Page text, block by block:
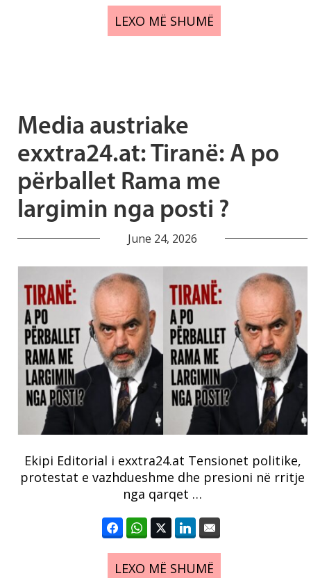
LEXO MË SHUMË
Media austriake
exxtra24.at: Tiranë: A po
përballet Rama me
largimin nga posti ?
June 24, 2026
Ekipi Editorial i exxtra24.at Tensionet politike,
protestat e vazhdueshme dhe presioni në rritje
nga qarqet …
LEXO MË SHUMË